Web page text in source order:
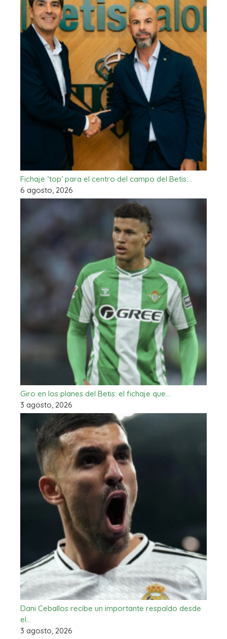
Fichaje ‘top’ para el centro del campo del Betis:…
6 agosto, 2026
Giro en los planes del Betis: el fichaje que…
3 agosto, 2026
Dani Ceballos recibe un importante respaldo desde
el…
3 agosto, 2026